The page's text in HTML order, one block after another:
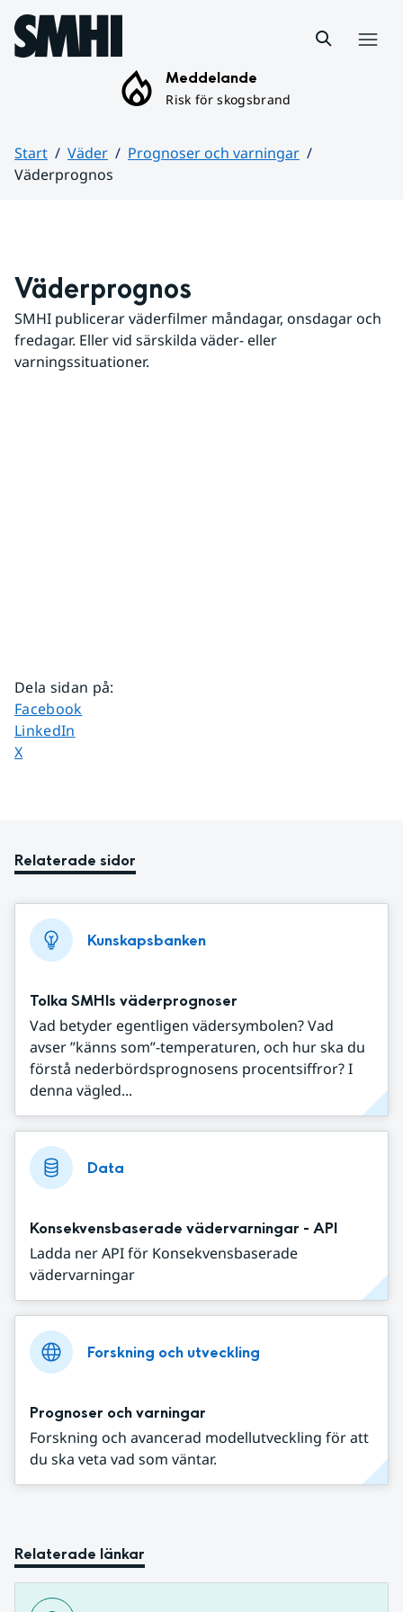
Hoppa till sidans innehåll
Meddelande
Risk för skogsbrand
Start Väder
Prognoser och varningar
Väderprognos
Väderprognos
SMHI publicerar väderfilmer måndagar, onsdagar och
fredagar. Eller vid särskilda väder- eller
varningssituationer.
Dela sidan på:
Dela sidan på
Facebook
Dela sidan på
LinkedIn
Dela sidan på
X
Relaterade sidor
Kunskapsbanken
Tolka SMHIs väderprognoser
Vad betyder egentligen vädersymbolen? Vad
avser ”känns som”-temperaturen, och hur ska du
förstå nederbördsprognosens procentsiffror? I
denna vägled...
Data
Konsekvensbaserade vädervarningar - API
Ladda ner API för Konsekvensbaserade
vädervarningar
Forskning och utveckling
Prognoser och varningar
Forskning och avancerad modellutveckling för att
du ska veta vad som väntar.
Relaterade länkar